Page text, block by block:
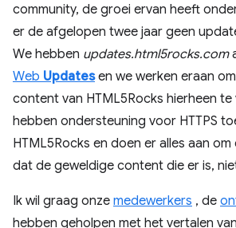
community, de groei ervan heeft
er de afgelopen twee jaar geen
We hebben updates.html5rocks.com
Web Updatesen we werken eraan
content van HTML5Rocks hierheen
hebben ondersteuning voor HTTPS
HTML5Rocks en doen er alles aan
dat de geweldige content die er is,
Ik wil graag onze medewerkers , de
hebben geholpen met het vertalen